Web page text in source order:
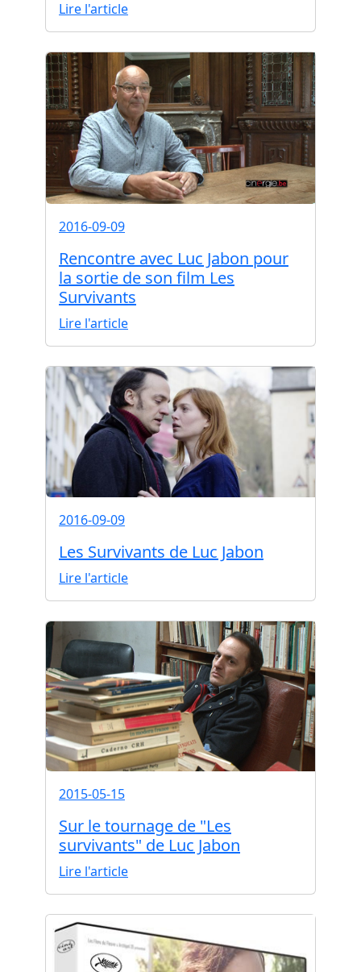
Lire l'article
2016-09-09
Rencontre avec Luc Jabon pour
la sortie de son film Les
Survivants
Lire l'article
2016-09-09
Les Survivants de Luc Jabon
Lire l'article
2015-05-15
Sur le tournage de "Les
survivants" de Luc Jabon
Lire l'article